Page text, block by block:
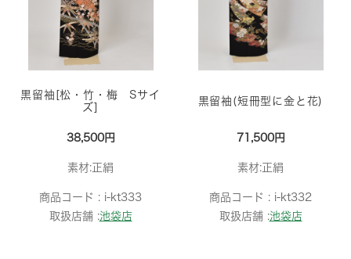
黒留袖[松・竹・梅 Sサイ
ズ]
38,500円
素材:正絹
商品コード : i-kt333
取扱店舗 :池袋店
黒留袖(短冊型に金と花)
71,500円
素材:正絹
商品コード : i-kt332
取扱店舗 :池袋店